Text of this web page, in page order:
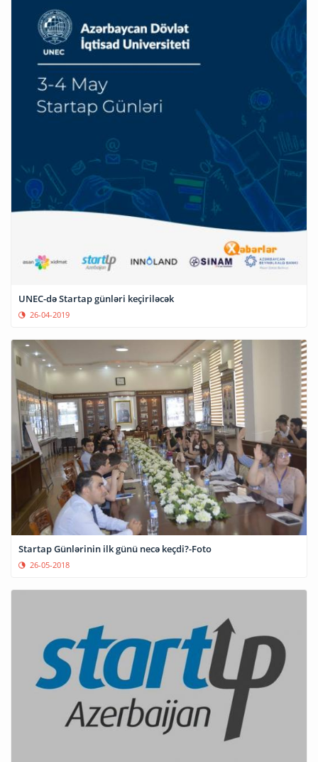
UNEC-də Startap günləri keçiriləcək
26-04-2019
Startap Günlərinin ilk günü necə keçdi?-Foto
26-05-2018